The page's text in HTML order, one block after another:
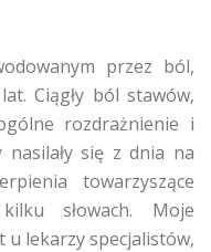
przez ból,
Ciągły ból stawów,
rozdrażnienie i
się z dnia na
towarzyszące
słowach. Moje
u lekarzy specjalistów,